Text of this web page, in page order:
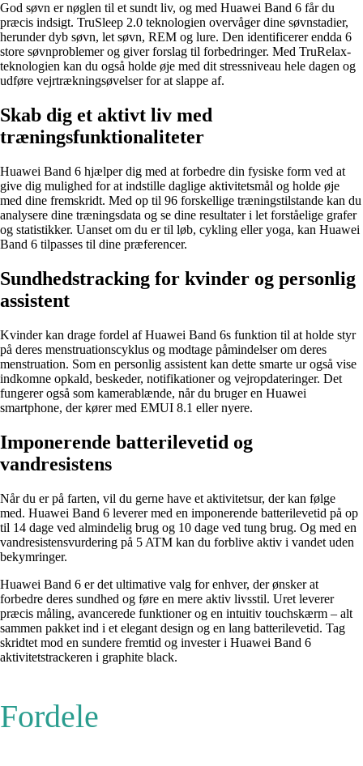
God søvn er nøglen til et sundt liv, og med Huawei Band 6 får du
præcis indsigt. TruSleep 2.0 teknologien overvåger dine søvnstadier,
herunder dyb søvn, let søvn, REM og lure. Den identificerer endda 6
store søvnproblemer og giver forslag til forbedringer. Med TruRelax-
teknologien kan du også holde øje med dit stressniveau hele dagen og
udføre vejrtrækningsøvelser for at slappe af.
Skab dig et aktivt liv med
træningsfunktionaliteter
Huawei Band 6 hjælper dig med at forbedre din fysiske form ved at
give dig mulighed for at indstille daglige aktivitetsmål og holde øje
med dine fremskridt. Med op til 96 forskellige træningstilstande kan du
analysere dine træningsdata og se dine resultater i let forståelige grafer
og statistikker. Uanset om du er til løb, cykling eller yoga, kan Huawei
Band 6 tilpasses til dine præferencer.
Sundhedstracking for kvinder og personlig
assistent
Kvinder kan drage fordel af Huawei Band 6s funktion til at holde styr
på deres menstruationscyklus og modtage påmindelser om deres
menstruation. Som en personlig assistent kan dette smarte ur også vise
indkomne opkald, beskeder, notifikationer og vejropdateringer. Det
fungerer også som kamerablænde, når du bruger en Huawei
smartphone, der kører med EMUI 8.1 eller nyere.
Imponerende batterilevetid og
vandresistens
Når du er på farten, vil du gerne have et aktivitetsur, der kan følge
med. Huawei Band 6 leverer med en imponerende batterilevetid på op
til 14 dage ved almindelig brug og 10 dage ved tung brug. Og med en
vandresistensvurdering på 5 ATM kan du forblive aktiv i vandet uden
bekymringer.
Huawei Band 6 er det ultimative valg for enhver, der ønsker at
forbedre deres sundhed og føre en mere aktiv livsstil. Uret leverer
præcis måling, avancerede funktioner og en intuitiv touchskærm – alt
sammen pakket ind i et elegant design og en lang batterilevetid. Tag
skridtet mod en sundere fremtid og invester i Huawei Band 6
aktivitetstrackeren i graphite black.
Fordele